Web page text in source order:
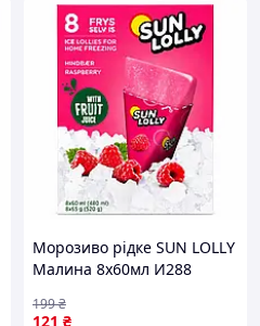
Морозиво рідке SUN LOLLY
Малина 8х60мл И288
121 ₴
199₴